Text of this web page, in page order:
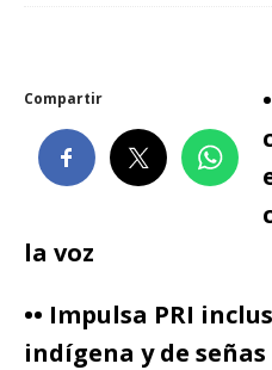
Compartir
la voz
•• Impulsa PRI
indígena y de señas